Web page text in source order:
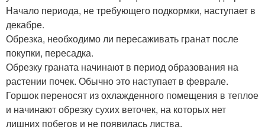
Начало периода, не требующего подкормки, наступает в
декабре.
Обрезка, необходимо ли пересаживать гранат после
покупки, пересадка.
Обрезку граната начинают в период образования на
растении почек. Обычно это наступает в феврале.
Горшок переносят из охлажденного помещения в теплое
и начинают обрезку сухих веточек, на которых нет
лишних побегов и не появилась листва.